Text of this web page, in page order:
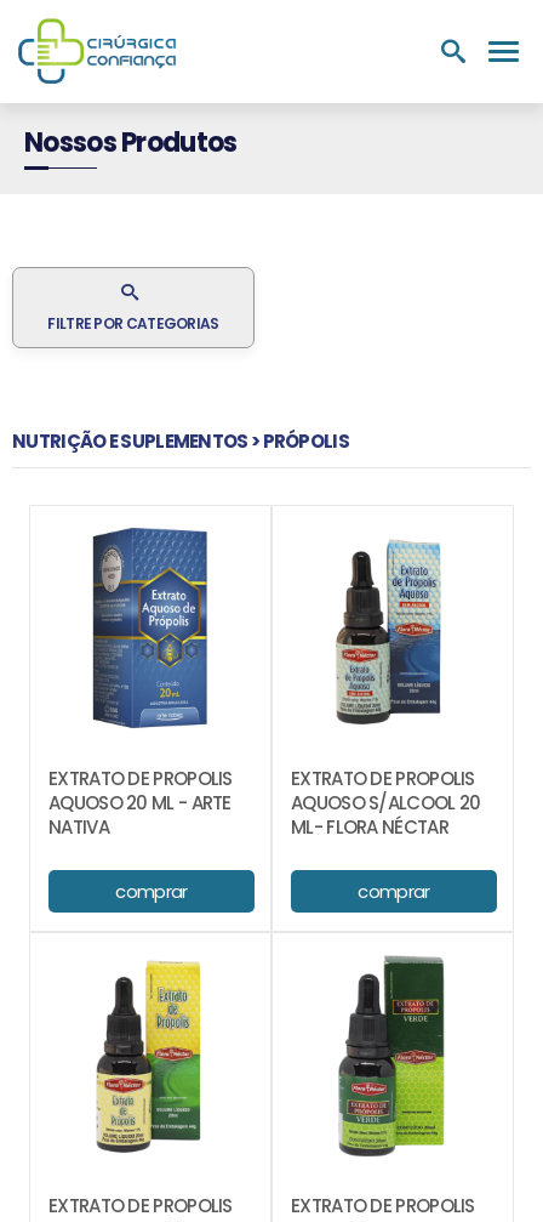
LABORATÓRIOS SUPLEMENTOS
Nossos Produtos
FILTRE POR CATEGORIAS
NUTRIÇÃO E SUPLEMENTOS > PRÓPOLIS
EXTRATO DE PROPOLIS
AQUOSO 20 ML - ARTE
NATIVA
comprar
EXTRATO DE PROPOLIS
AQUOSO S/ALCOOL 20
ML- FLORA NÉCTAR
comprar
EXTRATO DE PROPOLIS
EXTRATO DE PROPOLIS